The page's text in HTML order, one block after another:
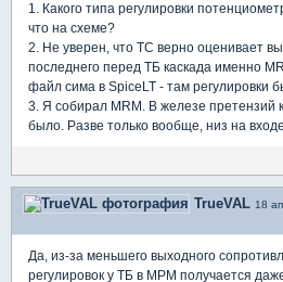
1. Какого типа регулировки
что на схеме?
2. Не уверен, что ТС верно оценивает
последнего перед ТБ каскада именно
файл сима в SpiceLT - там
3. Я собирал MRM. В железе претензий
было. Разве только вообще, низ на
TrueVAL 18
Да, из-за меньшего выходного
регулировок у ТБ в МРМ получается